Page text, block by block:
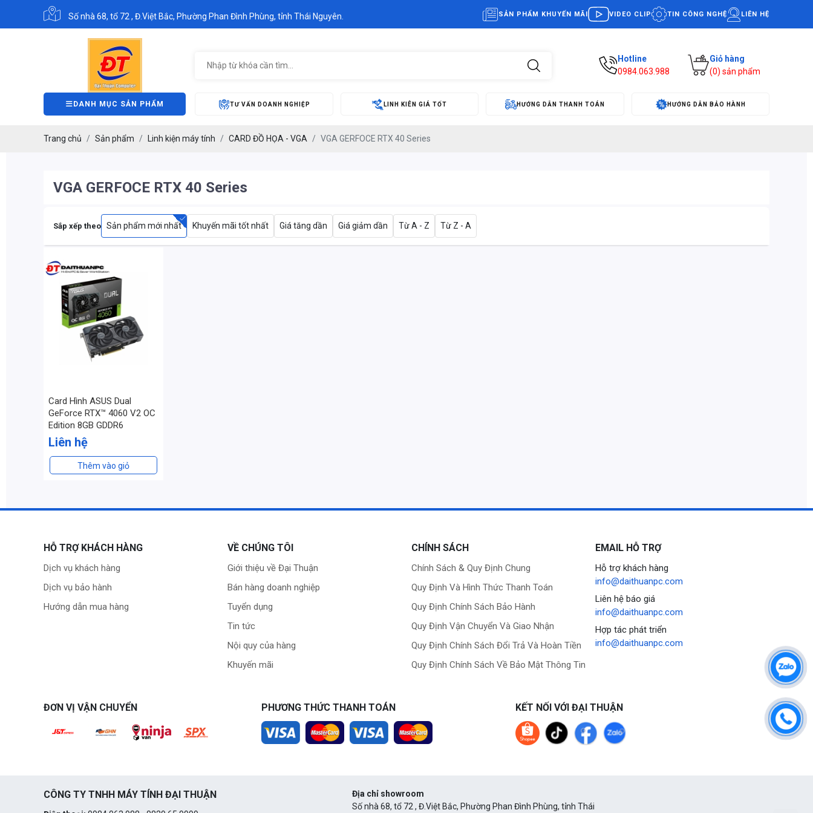
Số nhà 68, tổ 72 , Đ.Việt Bắc, Phường Phan Đình Phùng, tỉnh Thái Nguyên. SẢN PHẨM KHUYẾN MÃI VIDEO CLIP TIN CÔNG NGHỆ LIÊN HỆ
Hotline
0984.063.988
Giỏ hàng
(0) sản phẩm
DANH MỤC SẢN PHẨM TƯ VẤN DOANH NGHIỆP LINH KIÊN GIÁ TỐT HƯỚNG DẪN THANH TOÁN HƯỚNG DẪN BẢO HÀNH
Trang chủ Sản phẩm Linh kiện máy tính CARD ĐỒ HỌA - VGA VGA GERFOCE RTX 40 Series
VGA GERFOCE RTX 40 Series
Sắp xếp theo Sản phẩm mới nhất Khuyến mãi tốt nhất Giá tăng dần Giá giảm dần Từ A - Z Từ Z - A
Card Hình ASUS Dual
GeForce RTX™ 4060 V2 OC
Edition 8GB GDDR6
Liên hệ
Thêm vào giỏ
HỖ TRỢ KHÁCH HÀNG
Dịch vụ khách hàng
Dịch vụ bảo hành
Hướng dẫn mua hàng
VỀ CHÚNG TÔI
Giới thiệu về Đại Thuận
Bán hàng doanh nghiệp
Tuyển dụng
Tin tức
Nội quy của hàng
Khuyến mãi
CHÍNH SÁCH
Chính Sách & Quy Định Chung
Quy Định Và Hình Thức Thanh Toán
Quy Định Chính Sách Bảo Hành
Quy Định Vận Chuyển Và Giao Nhận
Quy Định Chính Sách Đổi Trả Và Hoàn Tiền
Quy Định Chính Sách Về Bảo Mật Thông Tin
EMAIL HỖ TRỢ
Hỗ trợ khách hàng
info@daithuanpc.com
Liên hệ báo giá
info@daithuanpc.com
Hợp tác phát triển
info@daithuanpc.com
ĐƠN VỊ VẬN CHUYỂN PHƯƠNG THỨC THANH TOÁN KẾT NỐI VỚI ĐẠI THUẬN
CÔNG TY TNHH MÁY TÍNH ĐẠI THUẬN
Địa chỉ showroom
Số nhà 68, tổ 72 , Đ.Việt Bắc, Phường Phan Đình Phùng, tỉnh Thái